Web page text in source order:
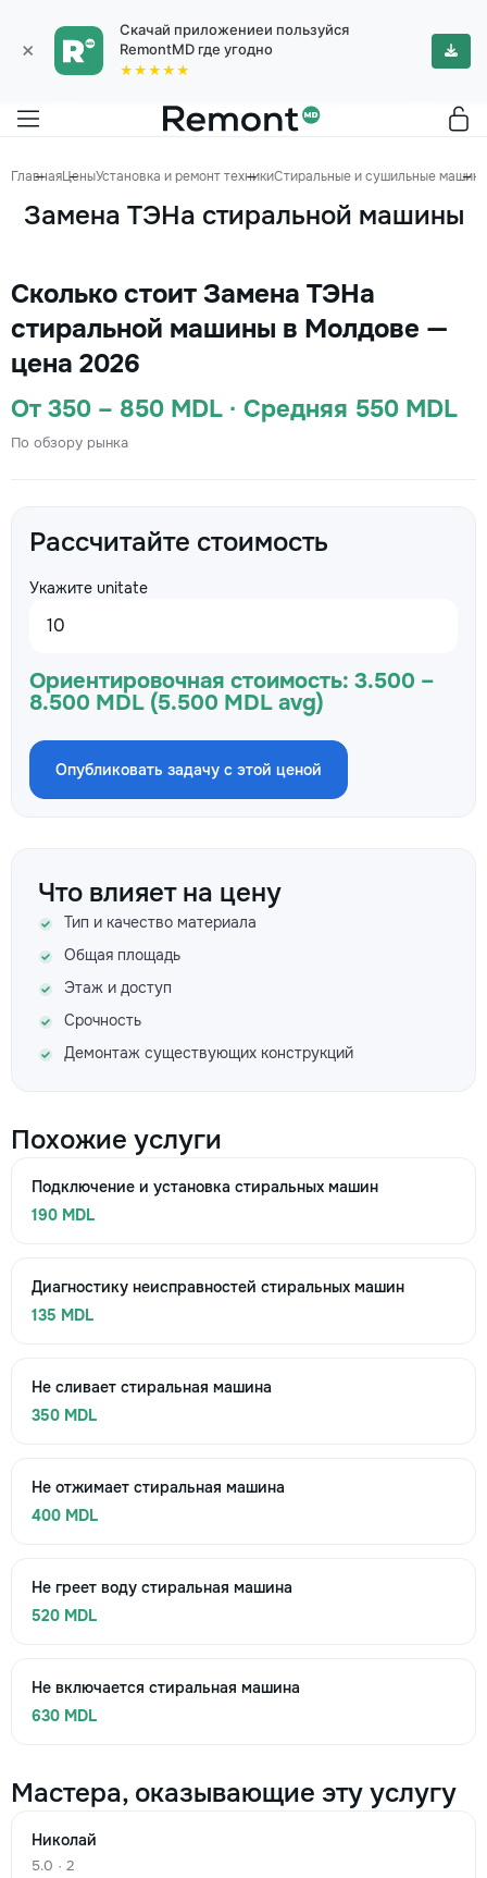
×
Скачай приложениеи пользуйся
RemontMD где угодно
★★★★★
ГлавнаяЦеныУстановка и ремонт техникиСтиральные и сушильные
Замена ТЭНа стиральной машины
Сколько стоит Замена ТЭНа
стиральной машины в Молдове —
цена 2026
От 350 – 850 MDL · Средняя 550 MDL
По обзору рынка
Рассчитайте стоимость
Укажите unitate
Ориентировочная стоимость: 3.500 –
8.500 MDL (5.500 MDL avg)
Опубликовать задачу с этой ценой
Что влияет на цену
Тип и качество материала
Общая площадь
Этаж и доступ
Срочность
Демонтаж существующих конструкций
Похожие услуги
Подключение и установка стиральных машин
190 MDL
Диагностику неисправностей стиральных машин
135 MDL
Не сливает стиральная машина
350 MDL
Не отжимает стиральная машина
400 MDL
Не греет воду стиральная машина
520 MDL
Не включается стиральная машина
630 MDL
Мастера, оказывающие эту услугу
Николай
5.0 · 2